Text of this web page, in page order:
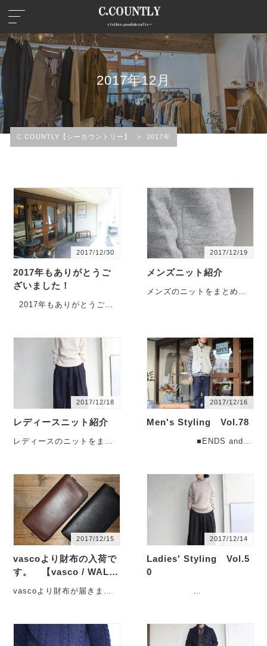
2017年12月
C.COUNTLY【シーカウントリー】 > 2017年
2017/12/30
2017年もありがとうご
ざいました！
り・・・
2017/12/19
メンズニット紹介
メンズのニットをまとめて
2017/12/18
レディースニット紹介
レディースのニットをまと
ット。 ・・・
2017/12/16
Men's Styling Vol.78
2017/12/15
vascoより財布の入荷で
す。 【vasco / WALL
ET / GOODS】
vascoより財布が届きまし
2017/12/14
Ladies' Styling Vol.5
0
A82・・・